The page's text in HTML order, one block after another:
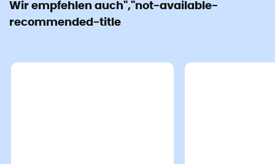
Wir empfehlen auch","not-available-
recommended-title